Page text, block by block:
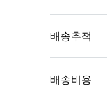
배송추적
배송비용